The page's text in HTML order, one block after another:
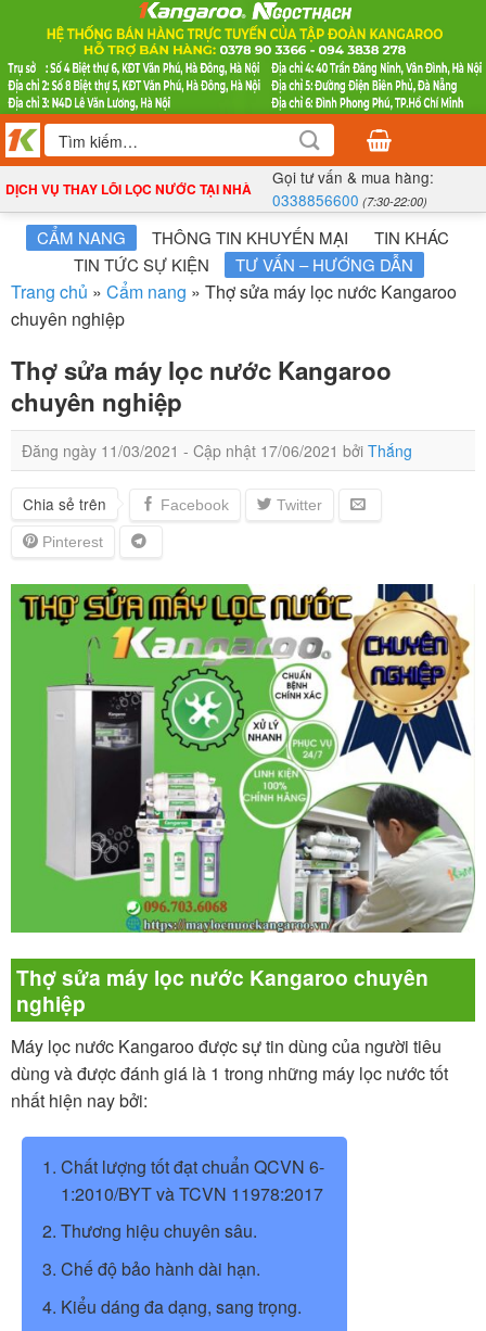
nội
dung
Tìm
kiếm:
DỊCH VỤ THAY LÕI LỌC NƯỚC TẠI NHÀ
Gọi tư vấn & mua hàng:
0338856600 (7:30-22:00)
CẨM NANG THÔNG TIN KHUYẾN MẠI
TIN KHÁC
TIN TỨC SỰ KIỆN
TƯ VẤN – HƯỚNG DẪN
Trang chủ » Cẩm nang » Thợ sửa máy lọc nước Kangaroo
chuyên nghiệp
Thợ sửa máy lọc nước Kangaroo
chuyên nghiệp
Đăng ngày 11/03/2021 - Cập nhật 17/06/2021 bởi Thắng
Chia sẻ trên
Thợ sửa máy lọc nước Kangaroo chuyên
nghiệp
Máy lọc nước Kangaroo được sự tin dùng của người tiêu
dùng và được đánh giá là 1 trong những máy lọc nước tốt
nhất hiện nay bởi:
Chất lượng tốt đạt chuẩn QCVN 6-
1:2010/BYT và TCVN 11978:2017
Thương hiệu chuyên sâu.
Chế độ bảo hành dài hạn.
Kiểu dáng đa dạng, sang trọng.